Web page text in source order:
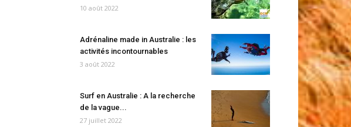
10 août 2022
Adrénaline made in Australie : les
activités incontournables
3 août 2022
Surf en Australie : A la recherche
de la vague...
27 juillet 2022